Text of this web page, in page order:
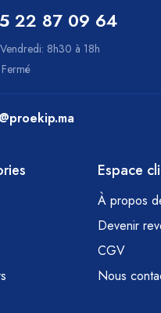
22 87 09 64
8h30 à 18h
Espace
À propos
Devenir
CGV
Nous